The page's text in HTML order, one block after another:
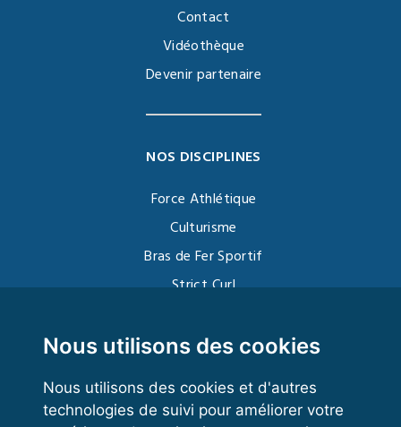
Nous utilisons des cookies
Nous utilisons des cookies et d'autres
technologies de suivi pour améliorer votre
Contact
Vidéothèque
Devenir partenaire
NOS DISCIPLINES
Force Athlétique
Culturisme
Bras de Fer Sportif
Strict Curl
Kettlebell